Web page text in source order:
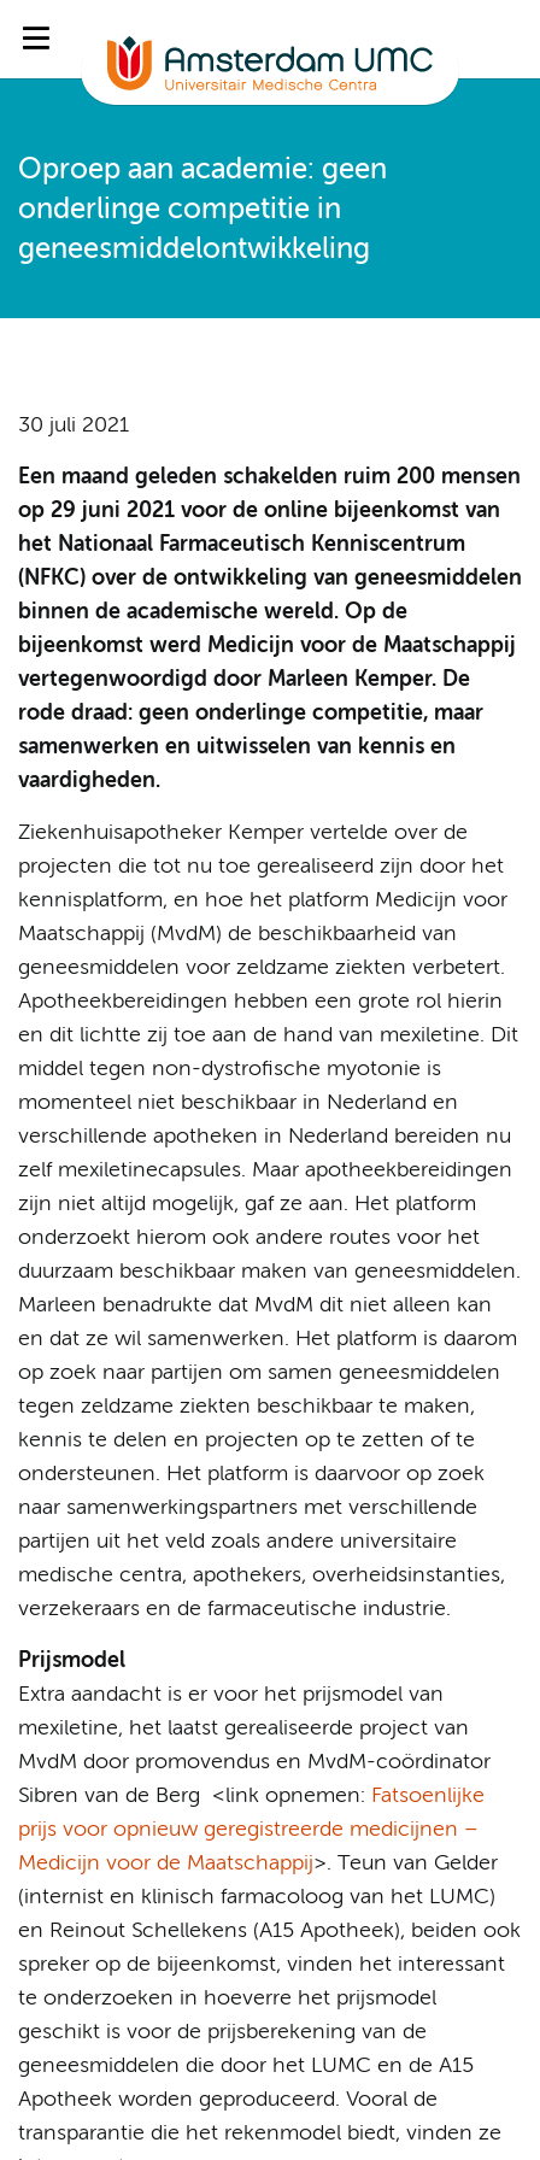
Oproep aan academie: geen
onderlinge competitie in
geneesmiddelontwikkeling
30 juli 2021
Een maand geleden schakelden ruim 200 mensen
op 29 juni 2021 voor de online bijeenkomst van
het Nationaal Farmaceutisch Kenniscentrum
(NFKC) over de ontwikkeling van geneesmiddelen
binnen de academische wereld. Op de
bijeenkomst werd Medicijn voor de Maatschappij
vertegenwoordigd door Marleen Kemper. De
rode draad: geen onderlinge competitie, maar
samenwerken en uitwisselen van kennis en
vaardigheden.
Ziekenhuisapotheker Kemper vertelde over de
projecten die tot nu toe gerealiseerd zijn door het
kennisplatform, en hoe het platform Medicijn voor
Maatschappij (MvdM) de beschikbaarheid van
geneesmiddelen voor zeldzame ziekten verbetert.
Apotheekbereidingen hebben een grote rol hierin
en dit lichtte zij toe aan de hand van mexiletine. Dit
middel tegen non-dystrofische myotonie is
momenteel niet beschikbaar in Nederland en
verschillende apotheken in Nederland bereiden nu
zelf mexiletinecapsules. Maar apotheekbereidingen
zijn niet altijd mogelijk, gaf ze aan. Het platform
onderzoekt hierom ook andere routes voor het
duurzaam beschikbaar maken van geneesmiddelen.
Marleen benadrukte dat MvdM dit niet alleen kan
en dat ze wil samenwerken. Het platform is daarom
op zoek naar partijen om samen geneesmiddelen
tegen zeldzame ziekten beschikbaar te maken,
kennis te delen en projecten op te zetten of te
ondersteunen. Het platform is daarvoor op zoek
naar samenwerkingspartners met verschillende
partijen uit het veld zoals andere universitaire
medische centra, apothekers, overheidsinstanties,
verzekeraars en de farmaceutische industrie.
Prijsmodel
Extra aandacht is er voor het prijsmodel van
mexiletine, het laatst gerealiseerde project van
MvdM door promovendus en MvdM-coördinator
Sibren van de Berg <link opnemen: Fatsoenlijke
prijs voor opnieuw geregistreerde medicijnen –
Medicijn voor de Maatschappij>. Teun van Gelder
(internist en klinisch farmacoloog van het LUMC)
en Reinout Schellekens (A15 Apotheek), beiden ook
spreker op de bijeenkomst, vinden het interessant
te onderzoeken in hoeverre het prijsmodel
geschikt is voor de prijsberekening van de
geneesmiddelen die door het LUMC en de A15
Apotheek worden geproduceerd. Vooral de
transparantie die het rekenmodel biedt, vinden ze